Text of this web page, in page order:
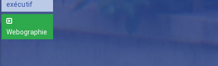
exécutif
Webographie